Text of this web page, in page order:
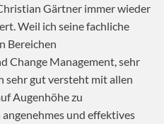
Gärtner immer wieder
Weil ich seine fachliche
Bereichen
Change Management, sehr
sehr gut versteht mit allen
Augenhöhe zu
und effektives